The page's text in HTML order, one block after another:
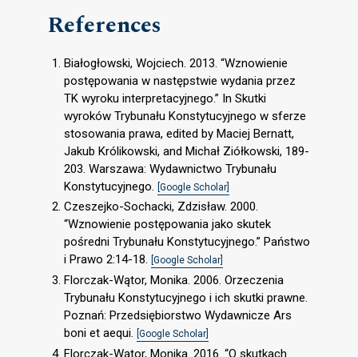
References
Białogłowski, Wojciech. 2013. “Wznowienie
postępowania w następstwie wydania przez
TK wyroku interpretacyjnego.” In Skutki
wyroków Trybunału Konstytucyjnego w sferze
stosowania prawa, edited by Maciej Bernatt,
Jakub Królikowski, and Michał Ziółkowski, 189-
203. Warszawa: Wydawnictwo Trybunału
Konstytucyjnego.
[Google Scholar]
Czeszejko-Sochacki, Zdzisław. 2000.
“Wznowienie postępowania jako skutek
pośredni Trybunału Konstytucyjnego.” Państwo
i Prawo 2:14-18. [Google Scholar]
Florczak-Wątor, Monika. 2006. Orzeczenia
Trybunału Konstytucyjnego i ich skutki prawne.
Poznań: Przedsiębiorstwo Wydawnicze Ars
boni et aequi. [Google Scholar]
Florczak-Wątor, Monika. 2016. “O skutkach